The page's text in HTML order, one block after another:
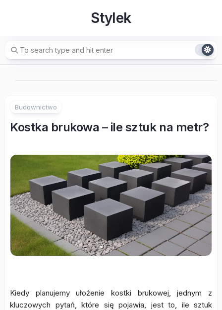
Stylek
Budownictwo
Kostka brukowa – ile sztuk na metr?
Kiedy planujemy ułożenie kostki brukowej, jednym z
kluczowych pytań, które się pojawia, jest to, ile sztuk